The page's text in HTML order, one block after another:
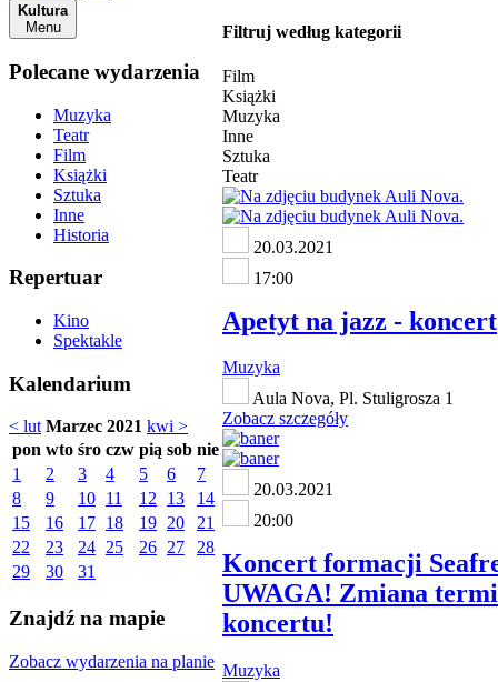
Kultura
Menu
Polecane wydarzenia
Muzyka
Teatr
Film
Książki
Sztuka
Inne
Historia
Repertuar
Kino
Spektakle
Kalendarium
< lut Marzec 2021 kwi >
pon wto śro czw pią sob nie
1
2 3 4 5 6
7
8
9 10 11 12 13
14
15
16 17 18 19 20
21
22
23 24 25 26 27
28
29
30 31
Znajdź na mapie
Zobacz wydarzenia na planie
Filtruj według kategorii
Film
Książki
Muzyka
Inne
Sztuka
Teatr
20.03.2021
17:00
Apetyt na jazz - koncert
Muzyka
Aula Nova, Pl. Stuligrosza 1
Zobacz szczegóły
20.03.2021
20:00
Koncert formacji
UWAGA! Zmiana
koncertu!
Muzyka